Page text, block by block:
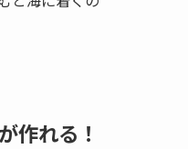
作れる！